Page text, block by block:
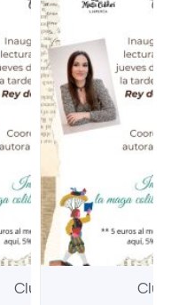
Club Fantástico